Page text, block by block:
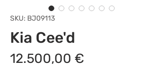
SKU: BJ09113
Kia Cee'd
12.500,00 €